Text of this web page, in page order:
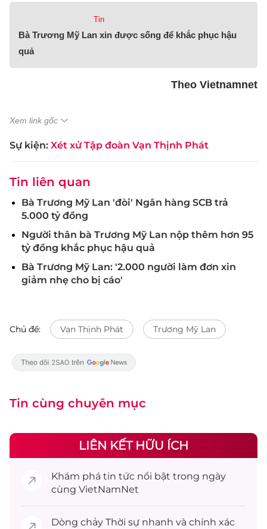
Sự kiện: Xét xử Tập đoàn Vạn Thịnh Phát
Tin
Bà Trương Mỹ Lan xin được sống để khắc phục hậu
quả
Theo Vietnamnet
Xem link gốc
Tin liên quan
Bà Trương Mỹ Lan 'đòi' Ngân hàng SCB trả
5.000 tỷ đồng
Người thân bà Trương Mỹ Lan nộp thêm hơn 95
tỷ đồng khắc phục hậu quả
Bà Trương Mỹ Lan: '2.000 người làm đơn xin
giảm nhẹ cho bị cáo'
Chủ đề: Vạn Thịnh Phát Trương Mỹ Lan
Tin cùng chuyên mục
LIÊN KẾT HỮU ÍCH
Khám phá tin tức nổi bật trong ngày
cùng VietNamNet
Dòng chảy Thời sự nhanh và chính xác